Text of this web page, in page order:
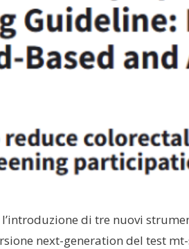
di tre nuovi
next-generation del test